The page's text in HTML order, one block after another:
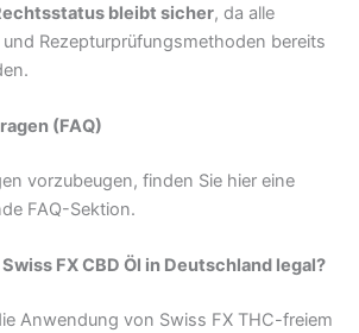
bleibt sicher, da alle
Rezepturprüfungsmethoden bereits
(FAQ)
vorzubeugen, finden Sie hier eine
FAQ-Sektion.
FX CBD Öl in Deutschland legal?
Anwendung von Swiss FX THC-freiem